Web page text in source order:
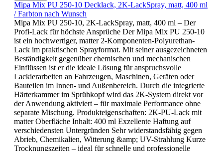
Mipa Mix PU 250-10 Decklack, 2K-LackSpray, matt, 400 ml
/ Farbton nach Wunsch
Mipa Mix PU 250-10, 2K-LackSpray, matt, 400 ml – Der
Profi-Lack für höchste Ansprüche Der Mipa Mix PU 250-10
ist ein hochwertiger, matter 2-Komponenten-Polyurethan-
Lack im praktischen Sprayformat. Mit seiner ausgezeichneten
Beständigkeit gegenüber chemischen und mechanischen
Einflüssen ist er die ideale Lösung für anspruchsvolle
Lackierarbeiten an Fahrzeugen, Maschinen, Geräten oder
Bauteilen im Innen- und Außenbereich. Durch die integrierte
Härterkammer im Sprühkopf wird das 2K-System direkt vor
der Anwendung aktiviert – für maximale Performance ohne
separate Mischung. Produkteigenschaften: 2K-PU-Lack mit
matter Oberfläche Inhalt: 400 ml Exzellente Haftung auf
verschiedensten Untergründen Sehr widerstandsfähig gegen
Abrieb, Chemikalien, Witterung &amp; UV-Strahlung Kurze
Trocknungszeiten – ideal für schnelle und professionelle